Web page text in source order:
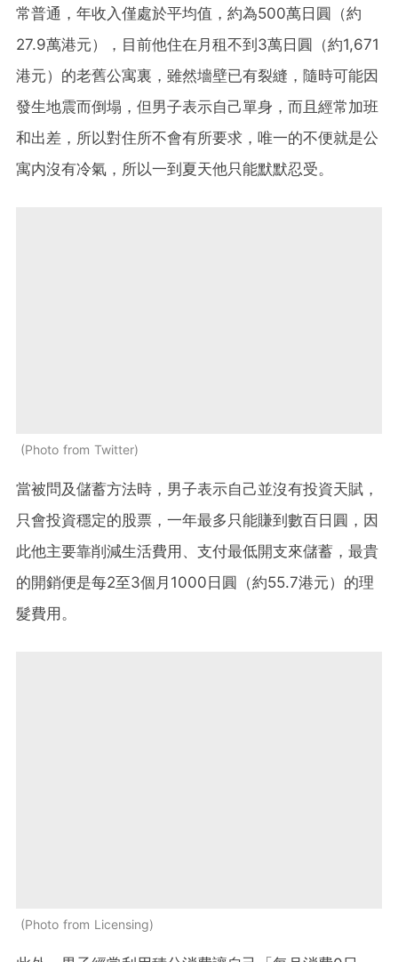
常普通，年收入僅處於平均值，約為500萬日圓（約
27.9萬港元），目前他住在月租不到3萬日圓（約1,671
港元）的老舊公寓裏，雖然墻壁已有裂縫，隨時可能因
發生地震而倒塌，但男子表示自己單身，而且經常加班
和出差，所以對住所不會有所要求，唯一的不便就是公
寓内沒有冷氣，所以一到夏天他只能默默忍受。
Photo from Twitter
當被問及儲蓄方法時，男子表示自己並沒有投資天賦，
只會投資穩定的股票，一年最多只能賺到數百日圓，因
此他主要靠削減生活費用、支付最低開支來儲蓄，最貴
的開銷便是每2至3個月1000日圓（約55.7港元）的理
髮費用。
Photo from Licensing